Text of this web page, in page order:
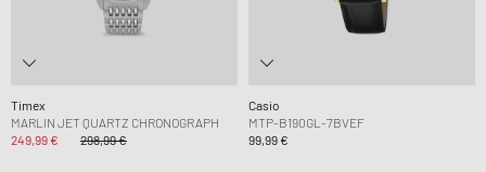
Timex
MARLIN JET QUARTZ CHRONOGRAPH
249,99 €
298,99 €
Casio
MTP-B190GL-7BVEF
99,99 €